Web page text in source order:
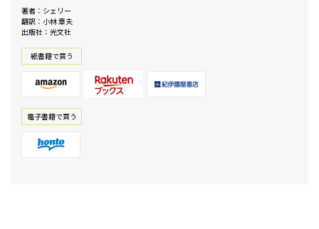
著者：シェリー
翻訳：小林 章夫
出版社：光文社
紙書籍で買う
電⼦書籍で買う